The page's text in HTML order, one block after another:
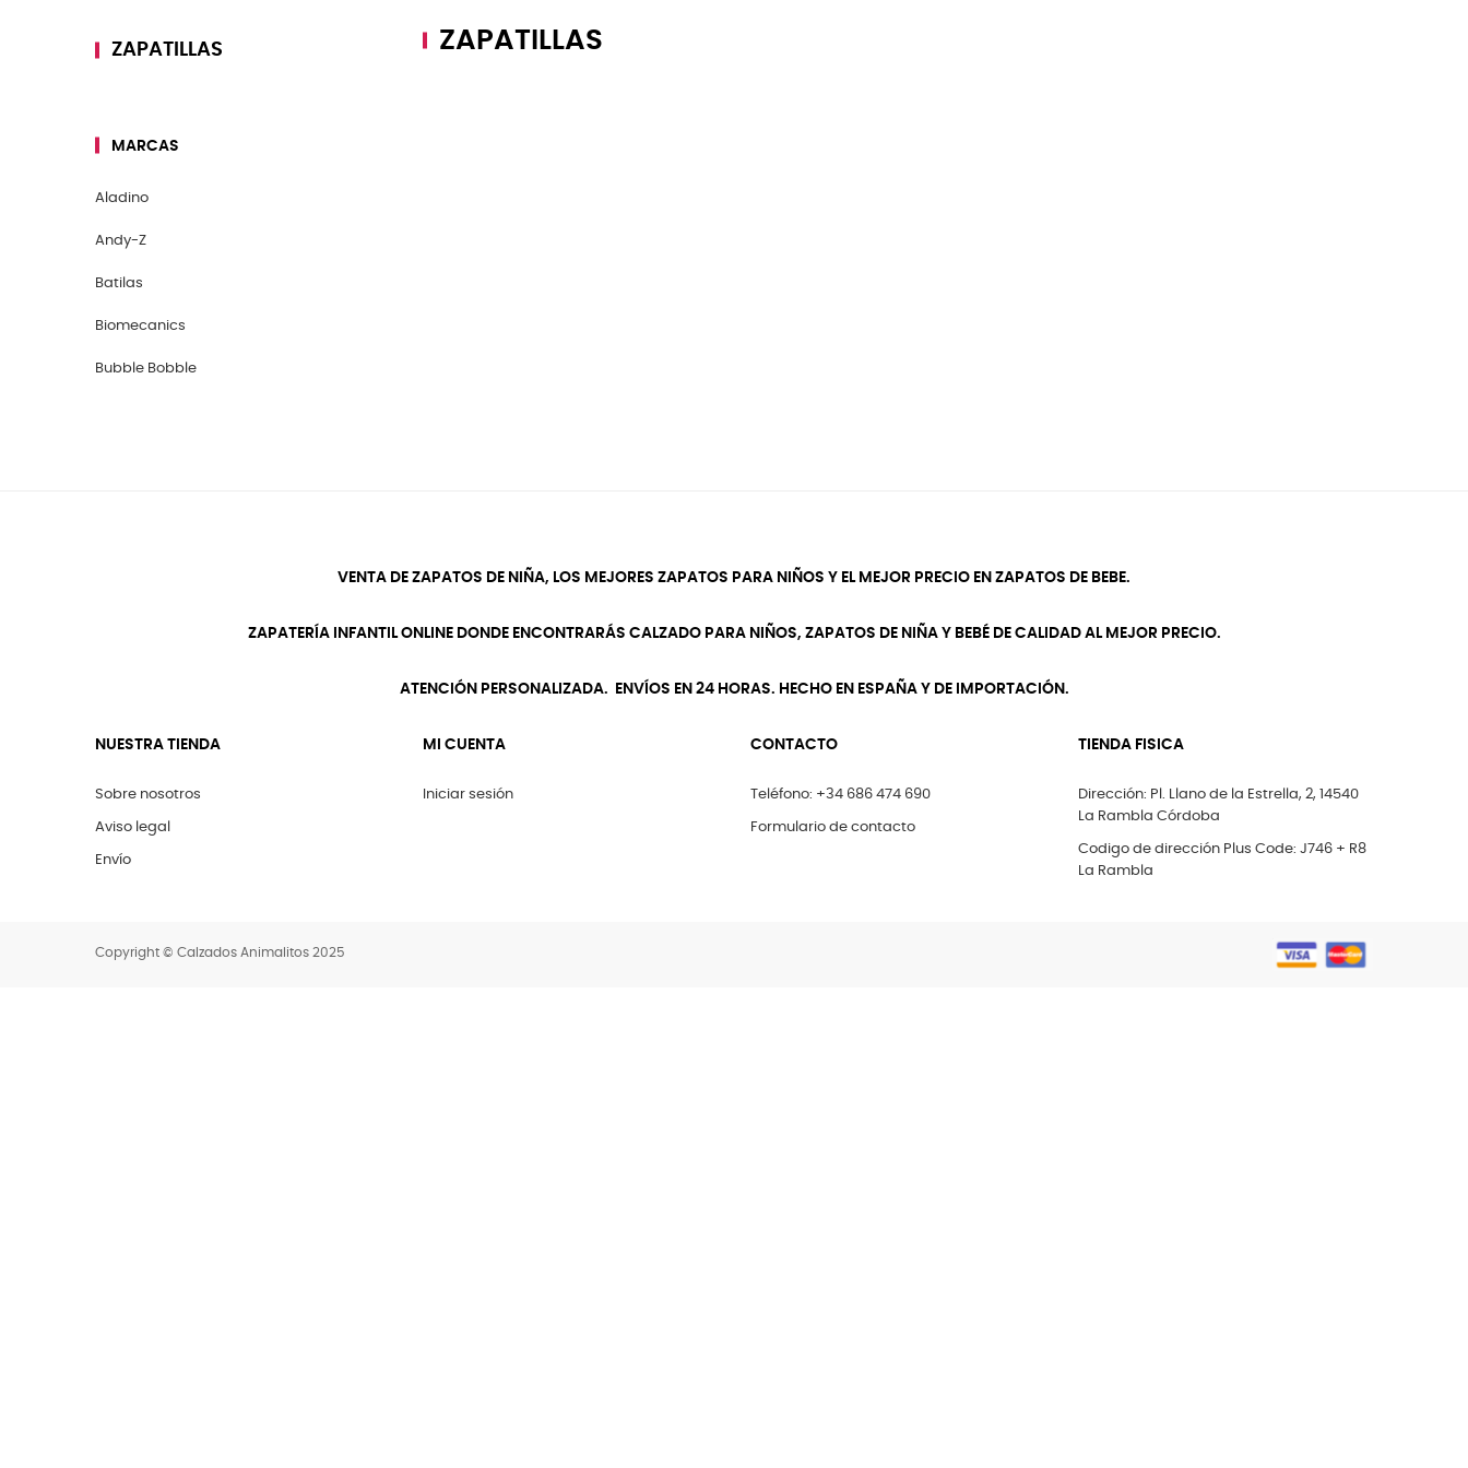
ZAPATILLAS
MARCAS
Aladino
Andy-Z
Batilas
Biomecanics
Bubble Bobble
ZAPATILLAS
VENTA DE ZAPATOS DE NIÑA, LOS MEJORES ZAPATOS PARA NIÑOS Y EL MEJOR PRECIO EN ZAPATOS DE BEBE.
ZAPATERÍA INFANTIL ONLINE DONDE ENCONTRARÁS CALZADO PARA NIÑOS, ZAPATOS DE NIÑA Y BEBÉ DE CALIDAD AL MEJOR PRECIO.
ATENCIÓN PERSONALIZADA. ENVÍOS EN 24 HORAS. HECHO EN ESPAÑA Y DE IMPORTACIÓN.
NUESTRA TIENDA
Sobre nosotros
Aviso legal
Envío
MI CUENTA
Iniciar sesión
CONTACTO
Teléfono: +34 686 474 690
Formulario de contacto
TIENDA FISICA
Dirección: Pl. Llano de la Estrella, 2, 14540
La Rambla Córdoba
Codigo de dirección Plus Code: J746 + R8
La Rambla
Copyright © Calzados Animalitos 2025